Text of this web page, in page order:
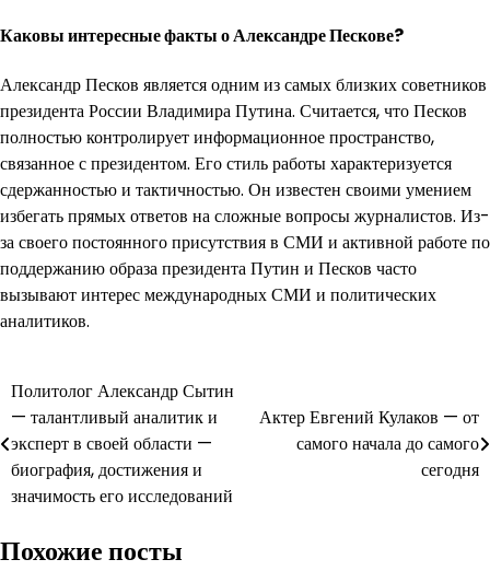
Каковы интересные факты о Александре Пескове?
Александр Песков является одним из самых близких советников
президента России Владимира Путина. Считается, что Песков
полностью контролирует информационное пространство,
связанное с президентом. Его стиль работы характеризуется
сдержанностью и тактичностью. Он известен своими умением
избегать прямых ответов на сложные вопросы журналистов. Из-
за своего постоянного присутствия в СМИ и активной работе по
поддержанию образа президента Путин и Песков часто
вызывают интерес международных СМИ и политических
аналитиков.
Навигация
по
записям
Политолог Александр Сытин
— талантливый аналитик и
эксперт в своей области —
биография, достижения и
значимость его исследований
Актер Евгений Кулаков — от
самого начала до самого
сегодня
Похожие посты